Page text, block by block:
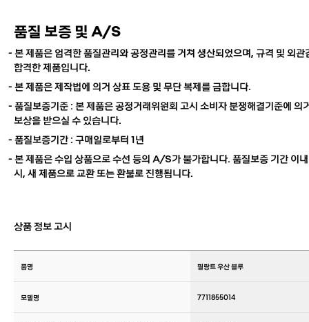
품질 보증 및 A/S
- 본 제품은 엄격한 품질관리와 공정관리를 거쳐 생산되었으며, 규격 및 외관
합격한 제품입니다.
- 본 제품은 제작법에 의거 상표 도용 및 무단 복제를 금합니다.
- 품질보증기준 : 본 제품은 공정거래위원회 고시 소비자 분쟁해결기준에 의
보상을 받으실 수 있습니다.
- 품질보증기간 : 구매일로부터 1년
- 본 제품은 수입 상품으로 수선 등의 A/S가 불가합니다. 품질보증 기간 이
시, 새 제품으로 교환 또는 환불로 진행됩니다.
상품 정보 고시
품명 필랑트 우산 블루
모델명 7711855014